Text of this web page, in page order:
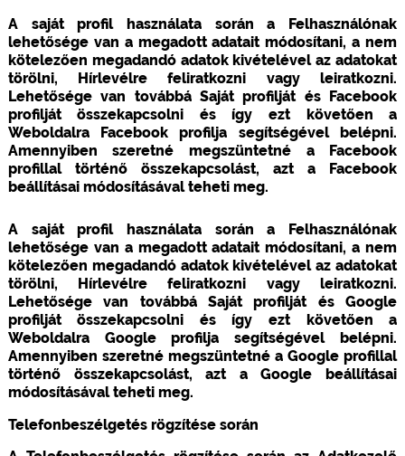
A saját profil használata során a Felhasználónak
lehetősége van a megadott adatait módosítani, a nem
kötelezően megadandó adatok kivételével az adatokat
törölni, Hírlevélre feliratkozni vagy leiratkozni.
Lehetősége van továbbá Saját profilját és Facebook
profilját összekapcsolni és így ezt követően a
Weboldalra Facebook profilja segítségével belépni.
Amennyiben szeretné megszüntetné a Facebook
profillal történő összekapcsolást, azt a Facebook
beállításai módosításával teheti meg.
A saját profil használata során a Felhasználónak
lehetősége van a megadott adatait módosítani, a nem
kötelezően megadandó adatok kivételével az adatokat
törölni, Hírlevélre feliratkozni vagy leiratkozni.
Lehetősége van továbbá Saját profilját és Google
profilját összekapcsolni és így ezt követően a
Weboldalra Google profilja segítségével belépni.
Amennyiben szeretné megszüntetné a Google profillal
történő összekapcsolást, azt a Google beállításai
módosításával teheti meg.
Telefonbeszélgetés rögzítése során